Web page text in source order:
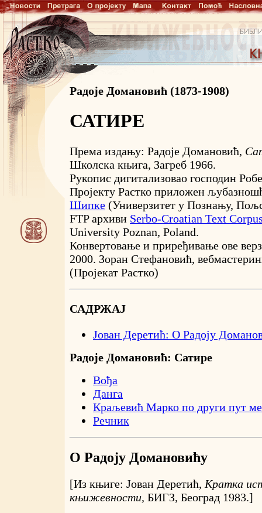
Радоје Домановић (1873-1908)
САТИРЕ
Према издању: Радоје Домановић,
Школска књига, Загреб 1966.
Рукопис дигитализовао господин
Пројекту Растко приложен
Шипке (Универзитет у Познању,
FTP архиви Serbo-Croatian Text
University Poznan, Poland.
Конвертовање и приређивање ове
2000. Зоран Стефановић,
(Пројекат Растко)
САДРЖАЈ
Јован Деретић: О Радоју
Радоје Домановић: Сатире
Вођа
Данга
Краљевић Марко по други пут
Речник
О Радоју Домановићу
[Из књиге: Јован Деретић, Кратка
књижевности, БИГЗ, Београд 1983.]